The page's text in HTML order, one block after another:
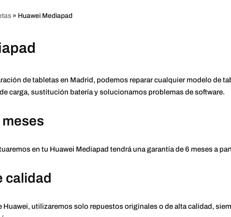
» Huawei Mediapad
de tabletas en Madrid, podemos reparar cualquier modelo de
carga, sustitución batería y solucionamos problemas de software.
en tu Huawei Mediapad tendrá una garantía de 6 meses a
calidad
Huawei, utilizaremos solo repuestos originales o de alta calidad,